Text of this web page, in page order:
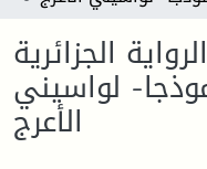
الجزائرية
لواسيني
الأعرج